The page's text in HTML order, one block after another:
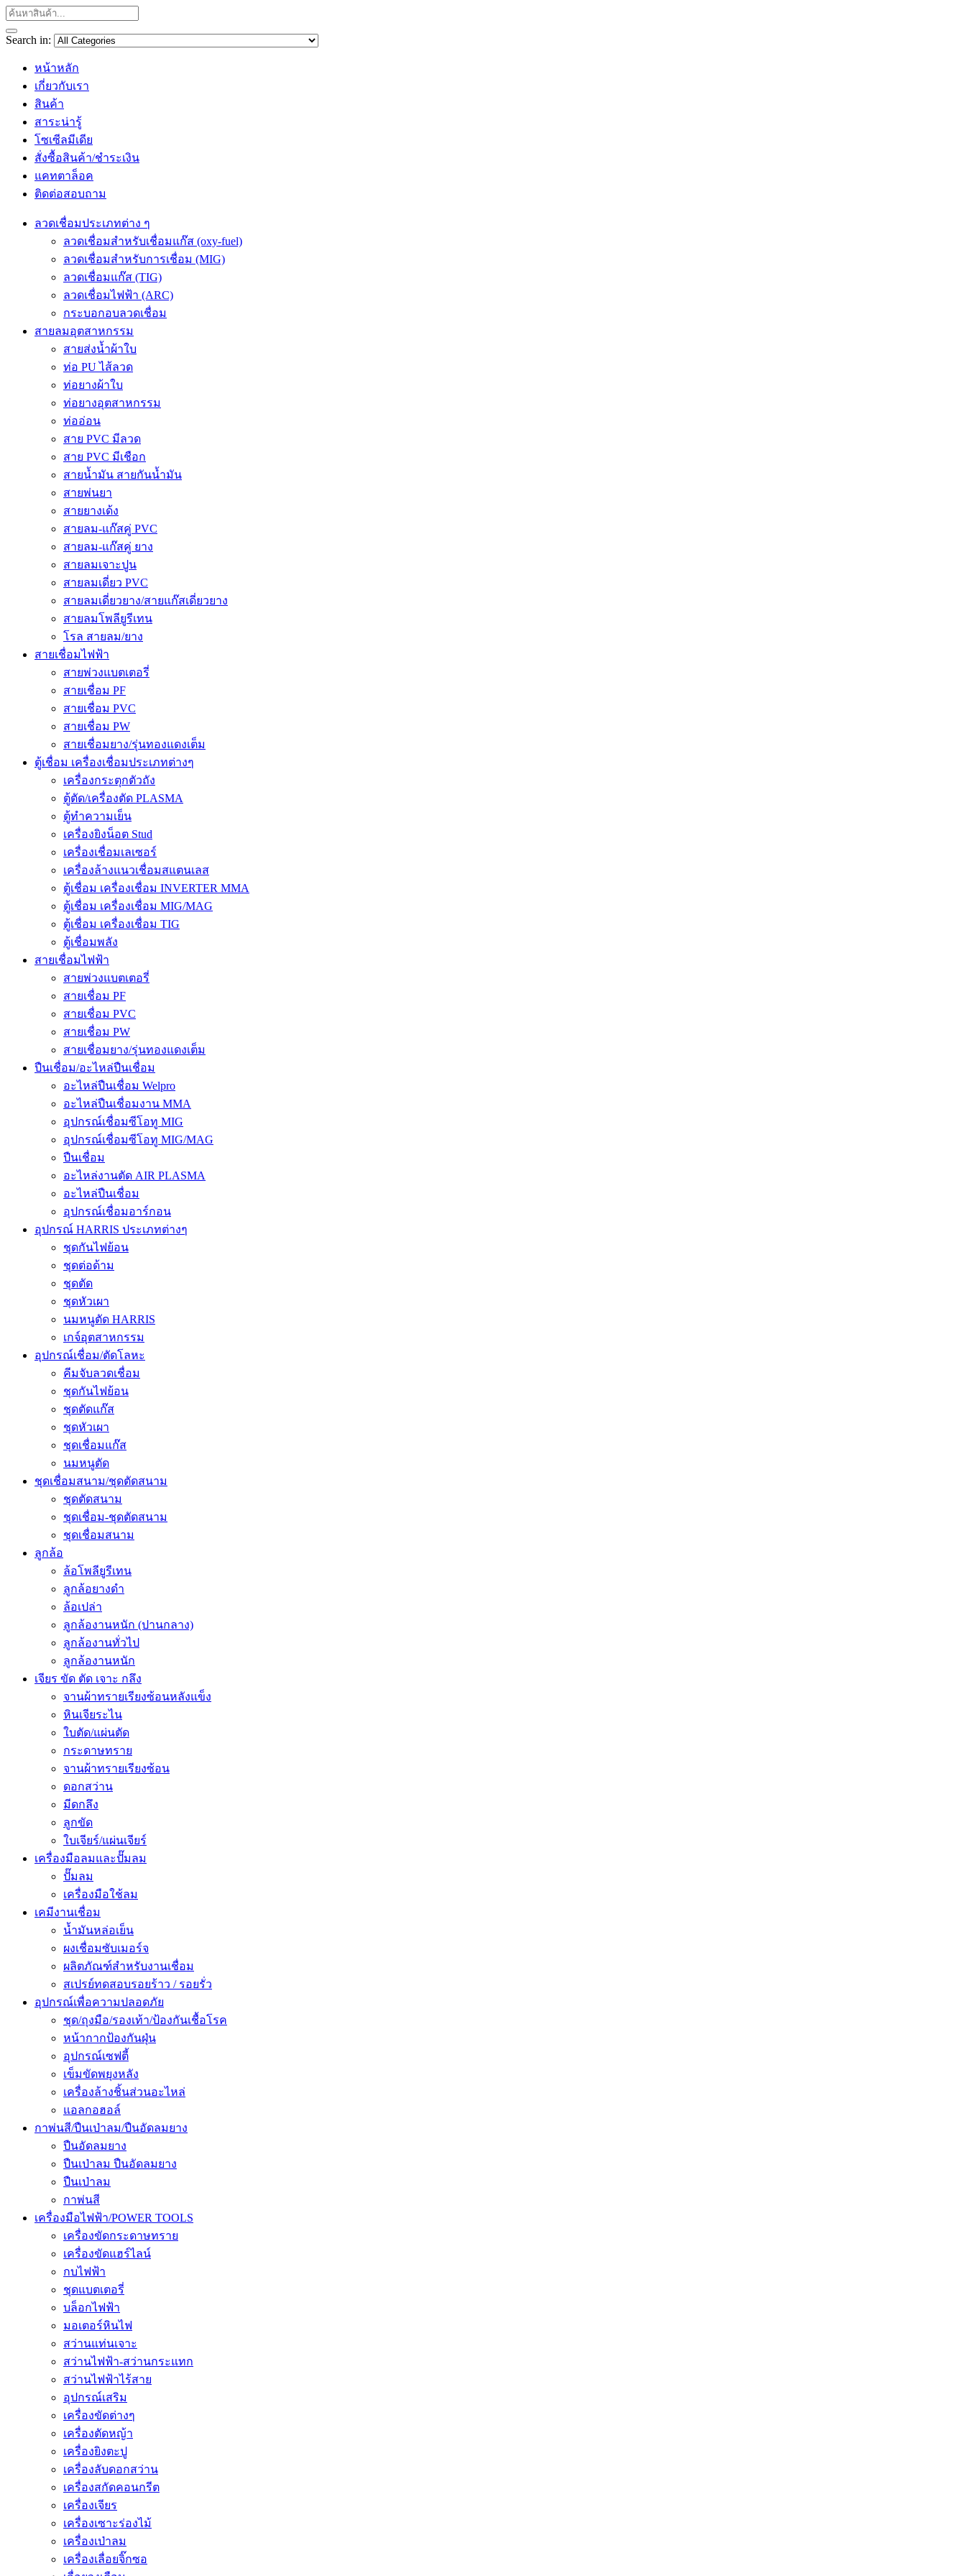
Search in:
หน้าหลัก
เกี่ยวกับเรา
สินค้า
สาระน่ารู้
โซเซีลมีเดีย
สั่งซื้อสินค้า/ชำระเงิน
แคทตาล็อค
ติดต่อสอบถาม
ลวดเชื่อมประเภทต่าง ๆ
ลวดเชื่อมสำหรับเชื่อมแก๊ส (oxy-fuel)
ลวดเชื่อมสำหรับการเชื่อม (MIG)
ลวดเชื่อมแก๊ส (TIG)
ลวดเชื่อมไฟฟ้า (ARC)
กระบอกอบลวดเชื่อม
สายลมอุตสาหกรรม
สายส่งน้ำผ้าใบ
ท่อ PU ไส้ลวด
ท่อยางผ้าใบ
ท่อยางอุตสาหกรรม
ท่ออ่อน
สาย PVC มีลวด
สาย PVC มีเชือก
สายน้ำมัน สายกันน้ำมัน
สายพ่นยา
สายยางเด้ง
สายลม-แก๊สคู่ PVC
สายลม-แก๊สคู่ ยาง
สายลมเจาะปูน
สายลมเดี่ยว PVC
สายลมเดี่ยวยาง/สายแก๊สเดี่ยวยาง
สายลมโพลียูรีเทน
โรล สายลม/ยาง
สายเชื่อมไฟฟ้า
สายพ่วงแบตเตอรี่
สายเชื่อม PF
สายเชื่อม PVC
สายเชื่อม PW
สายเชื่อมยาง/รุ่นทองแดงเต็ม
ตู้เชื่อม เครื่องเชื่อมประเภทต่างๆ
เครื่องกระตุกตัวถัง
ตู้ตัด/เครื่องตัด PLASMA
ตู้ทำความเย็น
เครื่องยิงน็อต Stud
เครื่องเชื่อมเลเซอร์
เครื่องล้างแนวเชื่อมสแตนเลส
ตู้เชื่อม เครื่องเชื่อม INVERTER MMA
ตู้เชื่อม เครื่องเชื่อม MIG/MAG
ตู้เชื่อม เครื่องเชื่อม TIG
ตู้เชื่อมพลัง
สายเชื่อมไฟฟ้า
สายพ่วงแบตเตอรี่
สายเชื่อม PF
สายเชื่อม PVC
สายเชื่อม PW
สายเชื่อมยาง/รุ่นทองแดงเต็ม
ปืนเชื่อม/อะไหล่ปืนเชื่อม
อะไหล่ปืนเชื่อม Welpro
อะไหล่ปืนเชื่อมงาน MMA
อุปกรณ์เชื่อมซีโอทู MIG
อุปกรณ์เชื่อมซีโอทู MIG/MAG
ปืนเชื่อม
อะไหล่งานตัด AIR PLASMA
อะไหล่ปืนเชื่อม
อุปกรณ์เชื่อมอาร์กอน
อุปกรณ์ HARRIS ประเภทต่างๆ
ชุดกันไฟย้อน
ชุดต่อด้าม
ชุดตัด
ชุดหัวเผา
นมหนูตัด HARRIS
เกจ์อุตสาหกรรม
อุปกรณ์เชื่อม/ตัดโลหะ
คีมจับลวดเชื่อม
ชุดกันไฟย้อน
ชุดตัดแก๊ส
ชุดหัวเผา
ชุดเชื่อมแก๊ส
นมหนูตัด
ชุดเชื่อมสนาม/ชุดตัดสนาม
ชุดตัดสนาม
ชุดเชื่อม-ชุดตัดสนาม
ชุดเชื่อมสนาม
ลูกล้อ
ล้อโพลียูรีเทน
ลูกล้อยางดำ
ล้อเปล่า
ลูกล้องานหนัก (ปานกลาง)
ลูกล้องานทั่วไป
ลูกล้องานหนัก
เจียร ขัด ตัด เจาะ กลึง
จานผ้าทรายเรียงซ้อนหลังแข็ง
หินเจียระไน
ใบตัด/แผ่นตัด
กระดาษทราย
จานผ้าทรายเรียงซ้อน
ดอกสว่าน
มีดกลึง
ลูกขัด
ใบเจียร์/แผ่นเจียร์
เครื่องมือลมและปั๊มลม
ปั๊มลม
เครื่องมือใช้ลม
เคมีงานเชื่อม
น้ำมันหล่อเย็น
ผงเชื่อมซับเมอร์จ
ผลิตภัณฑ์สำหรับงานเชื่อม
สเปรย์ทดสอบรอยร้าว / รอยรั่ว
อุปกรณ์เพื่อความปลอดภัย
ชุด/ถุงมือ/รองเท้า/ป้องกันเชื้อโรค
หน้ากากป้องกันฝุ่น
อุปกรณ์เซฟตี้
เข็มขัดพยุงหลัง
เครื่องล้างชิ้นส่วนอะไหล่
แอลกอฮอล์
กาพ่นสี/ปืนเป่าลม/ปืนอัดลมยาง
ปืนอัดลมยาง
ปืนเป่าลม ปืนอัดลมยาง
ปืนเป่าลม
กาพ่นสี
เครื่องมือไฟฟ้า/POWER TOOLS
เครื่องขัดกระดาษทราย
เครื่องขัดแฮร์ไลน์
กบไฟฟ้า
ชุดแบตเตอรี่
บล็อกไฟฟ้า
มอเตอร์หินไฟ
สว่านแท่นเจาะ
สว่านไฟฟ้า-สว่านกระแทก
สว่านไฟฟ้าไร้สาย
อุปกรณ์เสริม
เครื่องขัดต่างๆ
เครื่องตัดหญ้า
เครื่องยิงตะปู
เครื่องลับดอกสว่าน
เครื่องสกัดคอนกรีต
เครื่องเจียร
เครื่องเซาะร่องไม้
เครื่องเป่าลม
เครื่องเลื่อยจิ๊กซอ